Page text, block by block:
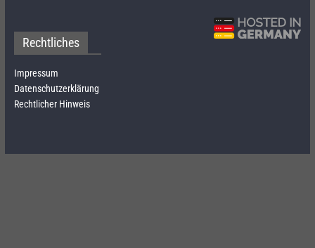
Rechtliches
Impressum
Datenschutzerklärung
Rechtlicher Hinweis